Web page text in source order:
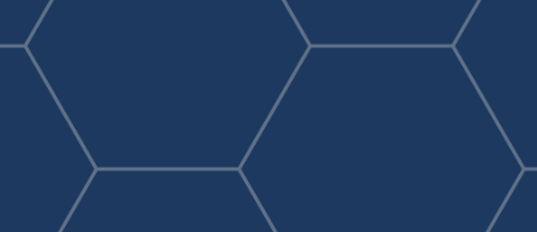
Buscar: